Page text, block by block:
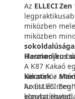
Az ELLECI
miközben
miközben
sokoldalúsága
illeszkedjen
Keratek –
Az ELLECI
Harmonikus
A K87 Kakaó
kölcsönöz a
luxust és
konyha